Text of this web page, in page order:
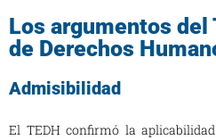
Los argumentos del
de Derechos
Admisibilidad
El TEDH confirmó la